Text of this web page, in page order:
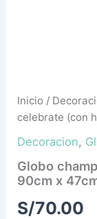
Inicio /
celebrate (con
Decoracion,
Globo
90cm x
S/70.00